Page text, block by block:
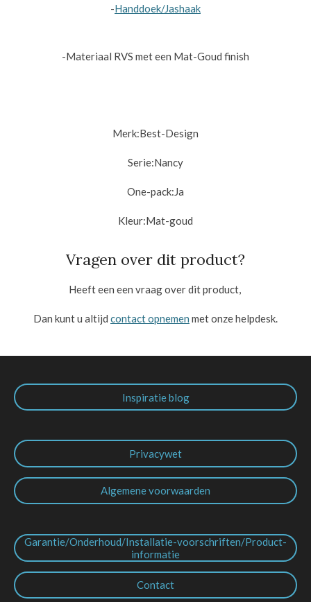
-Handdoek/Jashaak
-Materiaal RVS met een Mat-Goud finish
Merk:Best-Design
Serie:Nancy
One-pack:Ja
Kleur:Mat-goud
Vragen over dit product?
Heeft een een vraag over dit product,
Dan kunt u altijd contact opnemen met onze helpdesk.
Inspiratie blog
Privacywet
Algemene voorwaarden
Garantie/Onderhoud/Installatie-voorschriften/Product-
informatie
Contact